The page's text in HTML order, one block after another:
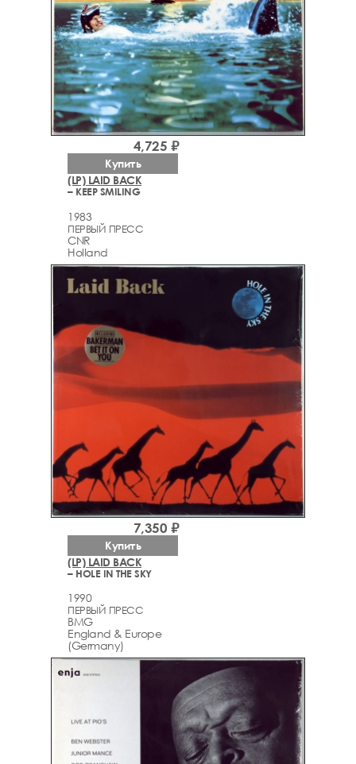
(LP) LAID BACK
– KEEP SMILING
1983
ПЕРВЫЙ ПРЕСС
CNR
Holland
4,725 ₽
Купить
(LP) LAID BACK
– HOLE IN THE SKY
1990
ПЕРВЫЙ ПРЕСС
BMG
England & Europe
(Germany)
7,350 ₽
Купить